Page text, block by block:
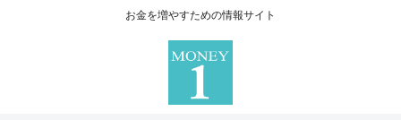
お金を増やすための情報サイト